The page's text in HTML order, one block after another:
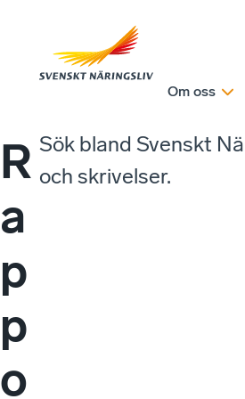
Om oss
R
a
p
p
o
Sök bland Svenskt
och skrivelser.